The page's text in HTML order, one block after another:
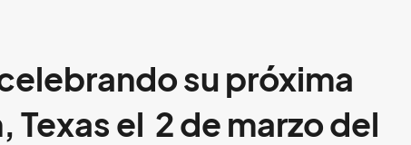
su próxima
Texas el 2 de marzo del